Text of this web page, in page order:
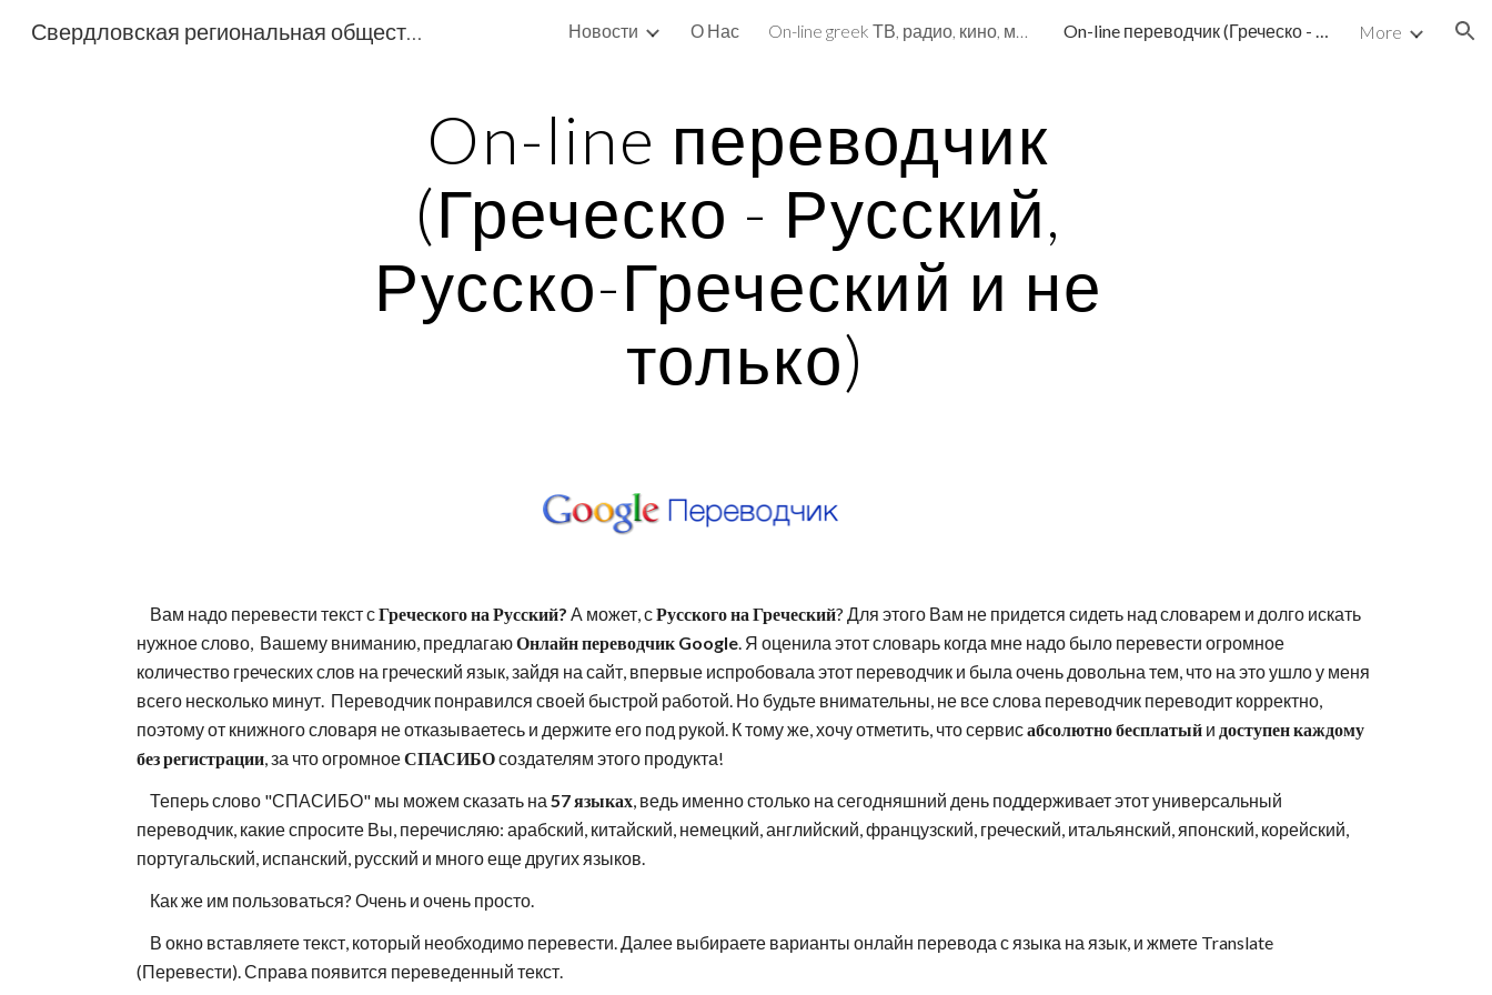
Skip to main content Skip to navigation
Свердловская региональная общественная организация общество греков «Рифей» Новости О Нас On-line greek ТВ, радио, кино, музыка, библиотека On-line переводчик (Греческо - Русский, Русско-Греческий и не только) More
On-line переводчик
(Греческо - Русский,
Русско-Греческий и не
только)
    Вам надо перевести текст с
Греческого на Русский? А может, с Русского на Греческий? Для этого Вам не придется сидеть над словарем и долго искать
нужное слово,  Вашему вниманию, предлагаю Онлайн переводчик Google. Я оценила этот словарь когда мне надо было перевести огромное
количество греческих слов на греческий язык, зайдя на сайт, впервые испробовала этот переводчик и была очень довольна тем, что на это ушло у меня
всего несколько минут.  Переводчик понравился своей быстрой работой. Но будьте внимательны, не все слова переводчик переводит корректно,
поэтому от книжного словаря не отказываетесь и держите его под рукой. К тому же, хочу отметить, что сервис абсолютно бесплатый и доступен каждому
без регистрации, за что огромное СПАСИБО создателям этого продукта!
    Теперь слово "СПАСИБО" мы можем сказать на
57 языках, ведь именно столько на сегодняшний день поддерживает этот универсальный
переводчик, какие спросите Вы, перечисляю: арабский, китайский, немецкий, английский, французский, греческий, итальянский, японский, корейский,
португальский, испанский, русский и много еще других языков.
    Как же им пользоваться? Очень и очень просто.
(Перевести). Справа появится переведенный текст.